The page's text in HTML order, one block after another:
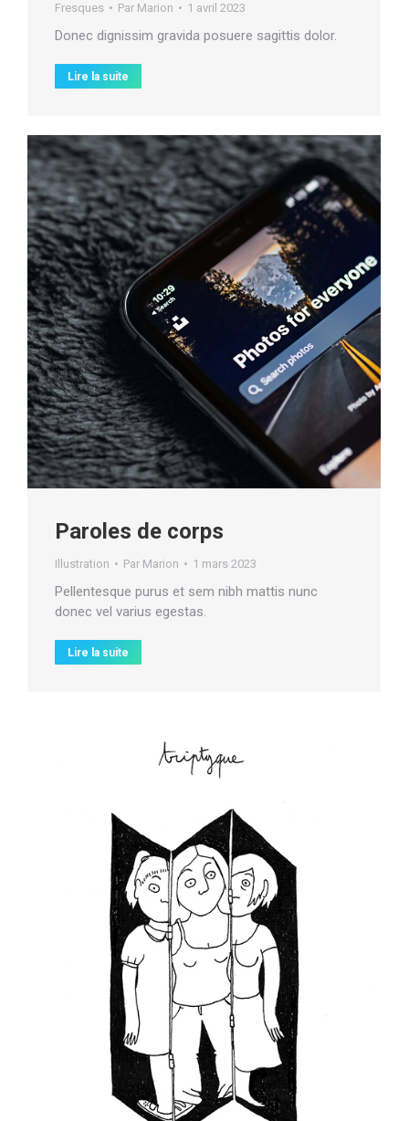
Fresques Par Marion 1 avril 2023
Donec dignissim gravida posuere sagittis dolor.
Lire la suite
Paroles de corps
Illustration Par Marion 1 mars 2023
Pellentesque purus et sem nibh mattis nunc
donec vel varius egestas.
Lire la suite